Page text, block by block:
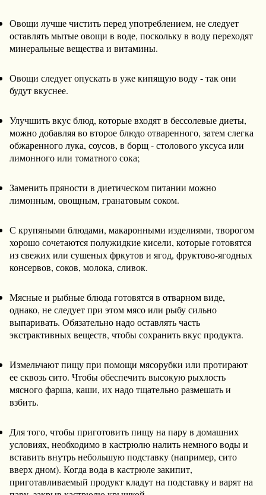
Овощи лучше чистить перед употреблением, не следует
оставлять мытые овощи в воде, поскольку в воду переходят
минеральные вещества и витамины.
Овощи следует опускать в уже кипящую воду - так они
будут вкуснее.
Улучшить вкус блюд, которые входят в бессолевые диеты,
можно добавляя во второе блюдо отваренного, затем слегка
обжаренного лука, соусов, в борщ - столового уксуса или
лимонного или томатного сока;
Заменить пряности в диетическом питании можно
лимонным, овощным, гранатовым соком.
С крупяными блюдами, макаронными изделиями, творогом
хорошо сочетаются полужидкие кисели, которые готовятся
из свежих или сушеных фркутов и ягод, фруктово-ягодных
консервов, соков, молока, сливок.
Мясные и рыбные блюда готовятся в отварном виде,
однако, не следует при этом мясо или рыбу сильно
выпаривать. Обязательно надо оставлять часть
экстрактивных веществ, чтобы сохранить вкус продукта.
Измельчают пищу при помощи мясорубки или протирают
ее сквозь сито. Чтобы обеспечить высокую рыхлость
мясного фарша, каши, их надо тщательно размешать и
взбить.
Для того, чтобы приготовить пищу на пару в домашних
условиях, необходимо в кастрюлю налить немного воды и
вставить внутрь небольшую подставку (например, сито
вверх дном). Когда вода в кастрюле закипит,
приготавливаемый продукт кладут на подставку и варят на